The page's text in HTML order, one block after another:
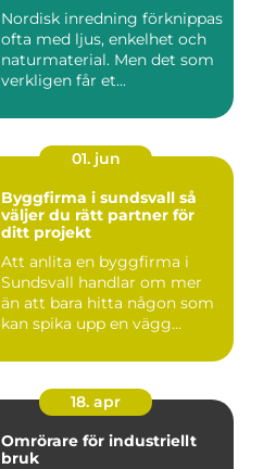
Nordisk inredning förknippas
ofta med ljus, enkelhet och
naturmaterial. Men det som
verkligen får et...
01. jun
Byggfirma i sundsvall så
väljer du rätt partner för
ditt projekt
Att anlita en byggfirma i
Sundsvall handlar om mer
än att bara hitta någon som
kan spika upp en vägg...
18. apr
Omrörare för industriellt
bruk